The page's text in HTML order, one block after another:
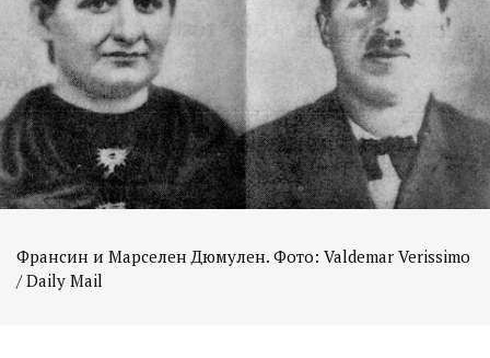
Франсин и Марселен Дюмулен. Фото: Valdemar Verissimo
/ Daily Mail